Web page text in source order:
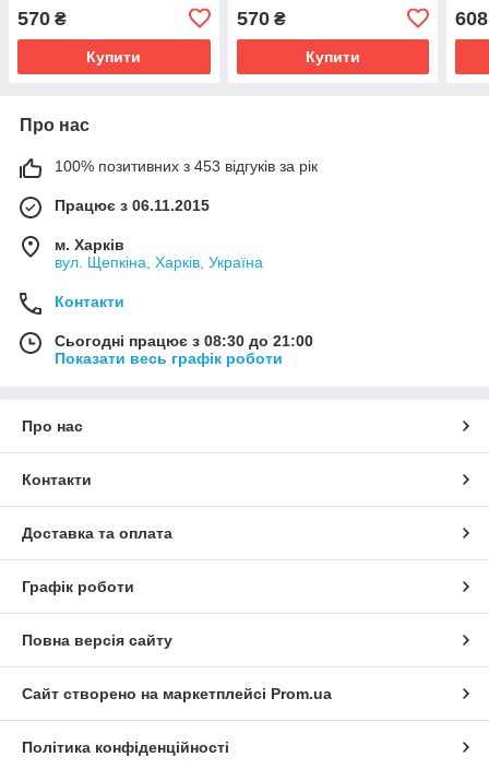
570 ₴
Купити
570₴
Купити
608
Про нас
100% позитивних з 453 відгуків за рік
Працює з 06.11.2015
м. Харків
вул. Щепкіна, Харків, Україна
Контакти
Сьогодні працює з 08:30 до 21:00
Показати весь графік роботи
Про нас
Контакти
Доставка та оплата
Графік роботи
Повна версія сайту
Сайт створено на маркетплейсі Prom.ua
Політика конфіденційності